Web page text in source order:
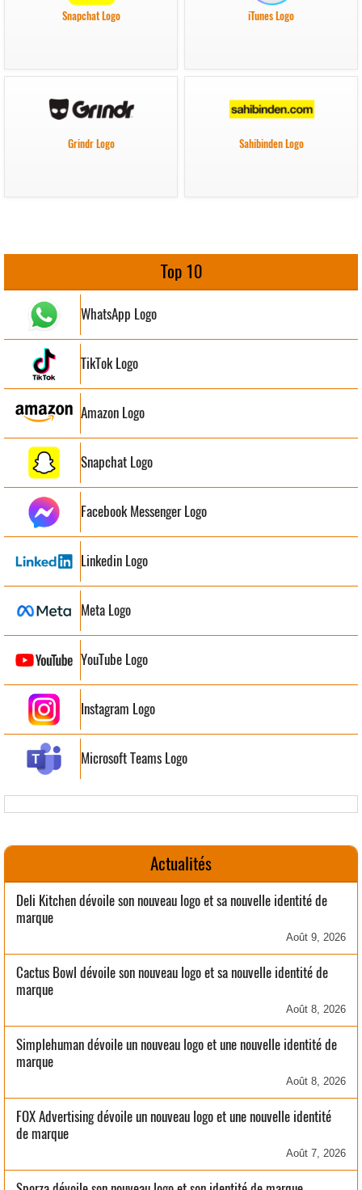
Snapchat Logo iTunes Logo
Grindr Logo Sahibinden Logo
Top 10
WhatsApp Logo
TikTok Logo
Amazon Logo
Snapchat Logo
Facebook Messenger Logo
Linkedin Logo
Meta Logo
YouTube Logo
Instagram Logo
Microsoft Teams Logo
Actualités
Deli Kitchen dévoile son nouveau logo et sa nouvelle identité de
marque
Août 9, 2026
Cactus Bowl dévoile son nouveau logo et sa nouvelle identité de
marque
Août 8, 2026
Simplehuman dévoile un nouveau logo et une nouvelle identité de
marque
Août 8, 2026
FOX Advertising dévoile un nouveau logo et une nouvelle identité
de marque
Août 7, 2026